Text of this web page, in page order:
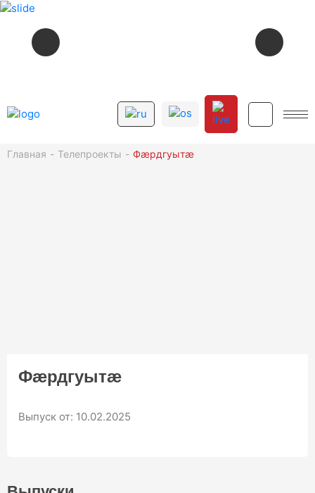
ПАМЯТЬ СЕРДЦА
Главная Телепроекты Фæрдгуытæ
Фæрдгуытæ
Выпуск от: 10.02.2025